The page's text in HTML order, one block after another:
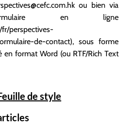
ou bien via
en ligne
perspectives-
de-contact), sous forme
en format Word (ou RTF/Rich Text
de style